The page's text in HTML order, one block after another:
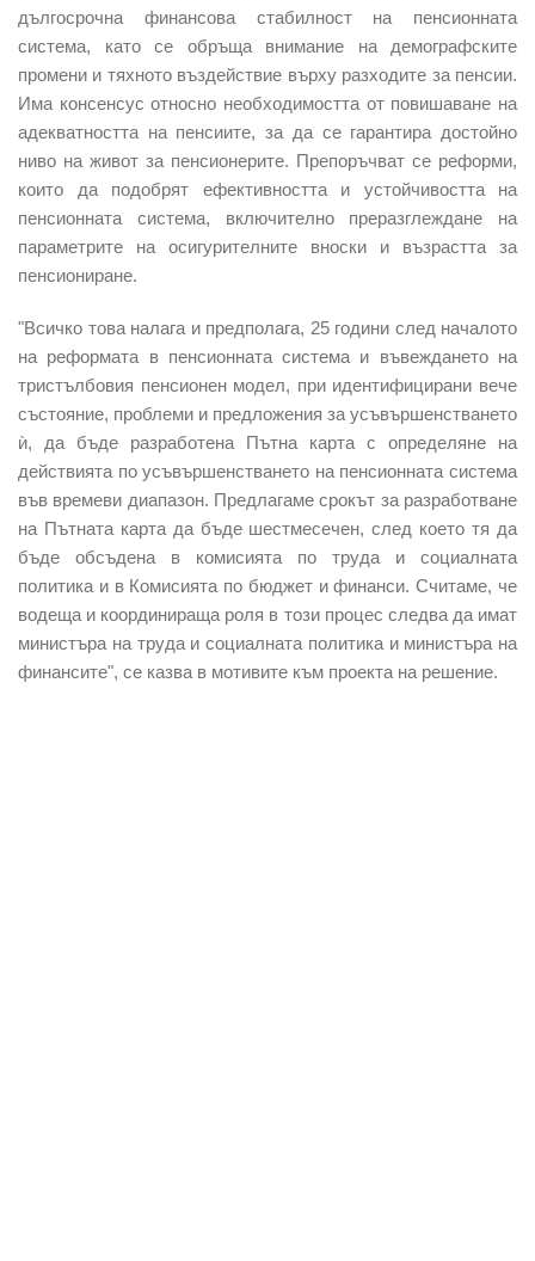
дългосрочна финансова стабилност на пенсионната
система, като се обръща внимание на демографските
промени и тяхното въздействие върху разходите за пенсии.
Има консенсус относно необходимостта от повишаване на
адекватността на пенсиите, за да се гарантира достойно
ниво на живот за пенсионерите. Препоръчват се реформи,
които да подобрят ефективността и устойчивостта на
пенсионната система, включително преразглеждане на
параметрите на осигурителните вноски и възрастта за
пенсиониране.
"Всичко това налага и предполага, 25 години след началото
на реформата в пенсионната система и въвеждането на
тристълбовия пенсионен модел, при идентифицирани вече
състояние, проблеми и предложения за усъвършенстването
ѝ, да бъде разработена Пътна карта с определяне на
действията по усъвършенстването на пенсионната система
във времеви диапазон. Предлагаме срокът за разработване
на Пътната карта да бъде шестмесечен, след което тя да
бъде обсъдена в комисията по труда и социалната
политика и в Комисията по бюджет и финанси. Считаме, че
водеща и координираща роля в този процес следва да имат
министъра на труда и социалната политика и министъра на
финансите", се казва в мотивите към проекта на решение.